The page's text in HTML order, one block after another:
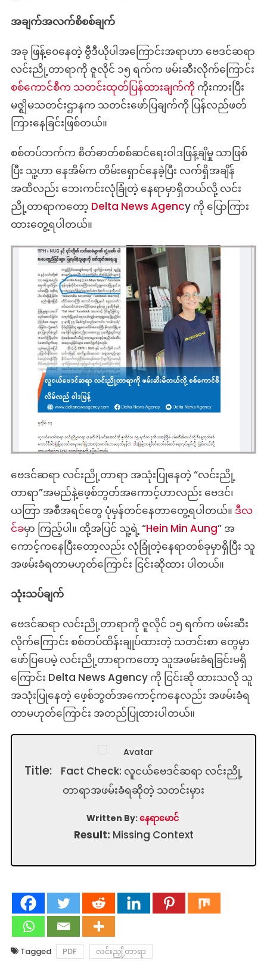
အချက်အလက်စိစစ်ချက်
အခု ဖြန့်ဝေနေတဲ့ ဗွီဒီယိုပါအကြောင်းအရာဟာ ဗေဒင်ဆရာ
လင်းညို့တာရာကို ဇူလိုင် ၁၅ ရက်က ဖမ်းဆီးလိုက်ကြောင်း
စစ်ကောင်စီက သတင်းထုတ်ပြန်ထားချက်ကိုကိုးကားပြီး
မဇ္ဈိမသတင်းဌာနက သတင်းဖော်ပြချက်ကို ပြန်လည်ဖတ်
ကြားနေခြင်းဖြစ်တယ်။
စစ်တပ်ဘက်က စိတ်ဓာတ်စစ်ဆင်ရေးဝါဒဖြန့်ချိမှု သာဖြစ်
ပြီး သူ့ဟာ ‌နေအိမ်က တိမ်းရှောင်နေခဲ့ပြီး လက်ရှိအချိန်
အထိလည်း ဘေးကင်းလုံခြုံတဲ့ နေရာမှာရှိတယ်လို့ လင်း
ညို့တာရာကတော့ Delta News Agency ကို ပြောကြား
ထားတွေ့ရပါတယ်။
‌ဗေဒင်ဆရာ လင်းညို့တာရာ အသုံးပြုနေတဲ့ “လင်းညို့
တာရာ”အမည်နဲ့ဖေ့စ်ဘွတ်အကောင့်ဟာလည်း ဗေဒင်၊
ယတြာ အစီအရင်တွေ ပုံမှန်တင်နေတာတွေ့ရပါတယ်။ ဒီလ
င်ခ့်မှာ ကြည့်ပါ။ ထို့အပြင် သူ့ရဲ့ “Hein Min Aung” အ
ကောင့်ကနေပြီးတော့လည်း လုံခြုံတဲ့နေရာတစ်ခုမှာရှိပြီး သူ
အဖမ်းခံရတာမဟုတ်ကြောင်း ငြင်းဆိုထား ပါတယ်။
သုံးသပ်ချက်
ဗေဒင်ဆရာ လင်းညို့တာရာကို ဇူလိုင် ၁၅ ရက်က ဖမ်းဆီး
လိုက်ကြောင်း စစ်တပ်ထိန်းချုပ်ထားတဲ့ သတင်းစာ တွေမှာ
ဖော်ပြပေမဲ့ လင်းညို့တာရာကတော့ သူအဖမ်းခံရခြင်းမရှိ
ကြောင်း Delta News Agency ကို ငြင်းဆို ထားသလို သူ
အသုံးပြုနေတဲ့ ဖေ့စ်ဘွတ်အကောင့်ကနေလည်း အဖမ်းခံရ
တာမဟုတ်ကြောင်း အတည်ပြုထားပါတယ်။
Title:
Fact Check: လူငယ်ဗေဒင်ဆရာ လင်းညို့
တာရာအဖမ်းခံရဆိုတဲ့ သတင်းမှား
Written By:နေရာမောင်
Result: Missing Context
Tagged PDF လင်းညှို့တာရာ